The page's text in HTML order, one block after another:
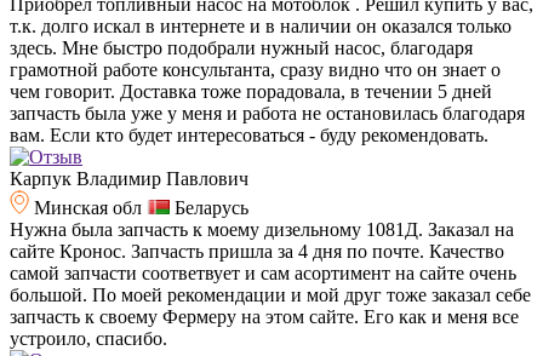
т.к. долго искал в интернете и в наличии он оказался только
здесь. Мне быстро подобрали нужный насос, благодаря
грамотной работе консультанта, сразу видно что он знает о
чем говорит. Доставка тоже порадовала, в течении 5 дней
запчасть была уже у меня и работа не остановилась благодаря
вам. Если кто будет интересоваться - буду рекомендовать.
Карпук Владимир Павлович
Минская обл
Беларусь
Нужна была запчасть к моему дизельному 1081Д. Заказал на
сайте Кронос. Запчасть пришла за 4 дня по почте. Качество
самой запчасти соответвует и сам асортимент на сайте очень
большой. По моей рекомендации и мой друг тоже заказал себе
запчасть к своему Фермеру на этом сайте. Его как и меня все
устроило, спасибо.